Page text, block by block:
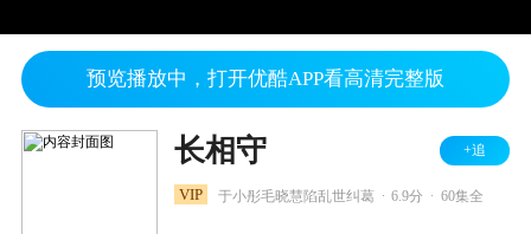
预览播放中，打开优酷APP看高清完整版
长相守 +追
VIP 于小彤毛晓慧陷乱世纠葛 6.9分 60集全